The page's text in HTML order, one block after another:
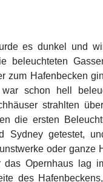
es dunkel und
beleuchteten
zum Hafenbecken
schon hell
strahlten
die ersten
Sydney getestet,
oder ganze
das Opernhaus lag
des